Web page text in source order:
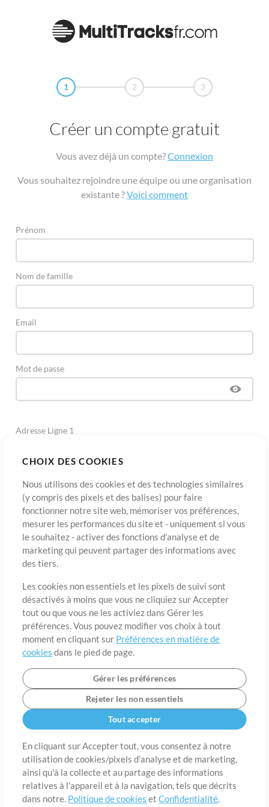
CHOIX DES COOKIES
Nous utilisons des cookies et des technologies similaires
(y compris des pixels et des balises) pour faire
fonctionner notre site web, mémoriser vos préférences,
mesurer les performances du site et - uniquement si vous
le souhaitez - activer des fonctions d'analyse et de
marketing qui peuvent partager des informations avec
des tiers.
Les cookies non essentiels et les pixels de suivi sont
désactivés à moins que vous ne cliquiez sur Accepter
tout ou que vous ne les activiez dans Gérer les
préférences. Vous pouvez modifier vos choix à tout
moment en cliquant sur Préférences en matière de
cookies dans le pied de page.
Gérer les préférences
Rejeter les non essentiels
Tout accepter
En cliquant sur Accepter tout, vous consentez à notre
utilisation de cookies/pixels d'analyse et de marketing,
ainsi qu'à la collecte et au partage des informations
relatives à l'appareil et à la navigation, tels que décrits
dans notre. Politique de cookies etConfidentialité.
1 2 3
Créer un compte gratuit
Vous avez déjà un compte?Connexion
Vous souhaitez rejoindre une équipe ou une organisation
existante ?Voici comment
Prénom
Nom de famille
Email
Mot de passe
Adresse Ligne 1
Ville
Pays
Étât Langue
A propos de Conditions d’utilisation Confidentialité
Préférences en
matière de cookies
Contact
©2006-2026 par MultiTracks LLC. Tous droits réservés.